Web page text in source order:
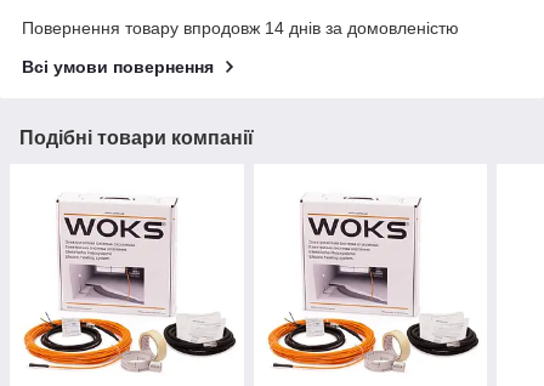
Повернення товару впродовж 14 днів за домовленістю
Всі умови повернення
Подібні товари компанії